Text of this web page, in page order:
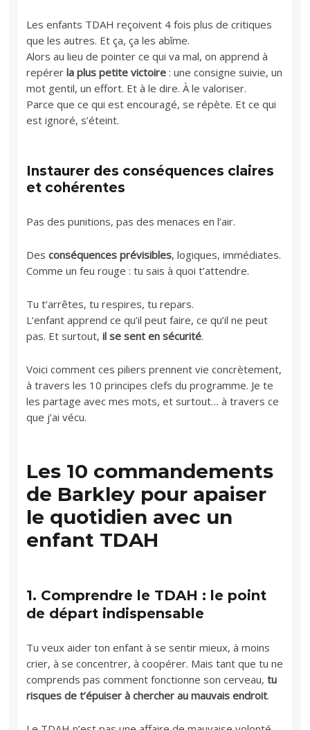
Les enfants TDAH reçoivent 4 fois plus de critiques
que les autres. Et ça, ça les abîme.
Alors au lieu de pointer ce qui va mal, on apprend à
repérerla plus petite victoire : une consigne suivie, un
mot gentil, un effort. Et à le dire. À le valoriser.
Parce que ce qui est encouragé, se répète. Et ce qui
est ignoré, s’éteint.
Instaurer des conséquences claires
et cohérentes
Pas des punitions, pas des menaces en l’air.
Desconséquences prévisibles, logiques, immédiates.
Comme un feu rouge : tu sais à quoi t’attendre.
Tu t’arrêtes, tu respires, tu repars.
L’enfant apprend ce qu’il peut faire, ce qu’il ne peut
pas. Et surtout,il se sent en sécurité.
Voici comment ces piliers prennent vie concrètement,
à travers les 10 principes clefs du programme. Je te
les partage avec mes mots, et surtout… à travers ce
que j’ai vécu.
Les 10 commandements
de Barkley pour apaiser
le quotidien avec un
enfant TDAH
1. Comprendre le TDAH : le point
de départ indispensable
Tu veux aider ton enfant à se sentir mieux, à moins
crier, à se concentrer, à coopérer. Mais tant que tu ne
comprends pas comment fonctionne son cerveau,tu
risques de t’épuiser à chercher au mauvais endroit.